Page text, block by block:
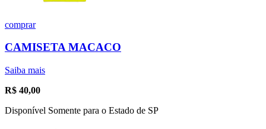
comprar
CAMISETA MACACO
Saiba mais
R$ 40,00
Disponível Somente para o Estado de SP